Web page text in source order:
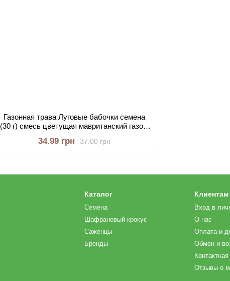
Газонная трава Луговые бабочки семена
(30 г) смесь цветущая мавританский газон,
37.00 грн
34.99 грн
Каталог
Семена
Шафрановый крокус
Саженцы
Бренды
Клиентам
Вход в
О нас
Оплата и
Обмен и
Отзывы о